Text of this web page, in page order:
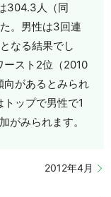
304.3人（同
。男性は3回連
なる結果でし
ースト2位（2010
向があるとみられ
ップで男性で1
がみられます。
2012年4月